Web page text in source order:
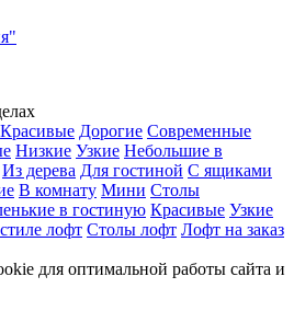
Красивые Дорогие Современные
Низкие Узкие Небольшие в
Из дерева Для гостиной С ящиками
В комнату Мини Столы
в гостиную Красивые Узкие
лофт Столы лофт Лофт на заказ
для оптимальной работы сайта и